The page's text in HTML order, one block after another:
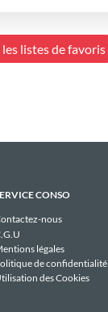
listes de favoris
CONSO
nous
légales
de confidentialité
des Cookies